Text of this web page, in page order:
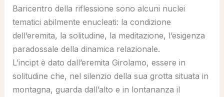
Baricentro della riflessione sono alcuni nuclei
tematici abilmente enucleati: la condizione
dell’eremita, la solitudine, la meditazione, l’esigenza
paradossale della dinamica relazionale.
L’incipt è dato dall’eremita Girolamo, essere in
solitudine che, nel silenzio della sua grotta situata in
montagna, guarda dall’alto e in lontananza il